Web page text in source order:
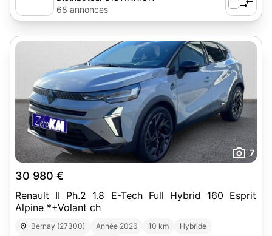
68 annonces
7
30 980 €
Renault II Ph.2 1.8 E-Tech Full Hybrid 160 Esprit
Alpine *+Volant ch
Bernay (27300) Année 2026 10 km
Hybride